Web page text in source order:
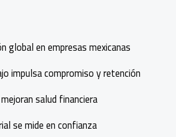
global en empresas mexicanas
impulsa compromiso y retención
salud financiera
se mide en confianza